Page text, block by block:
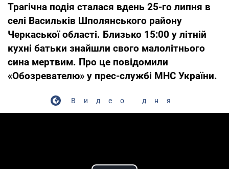
Трагічна подія сталася вдень 25-го липня в
селі Васильків Шполянського району
Черкаської області. Близько 15:00 у літній
кухні батьки знайшли свого малолітнього
сина мертвим. Про це повідомили
«Обозревателю» у прес-службі МНС України.
Видео дня